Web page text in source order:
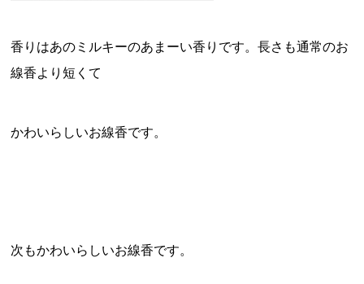
香りはあのミルキーのあまーい香りです。長さも通常のお
線香より短くて
かわいらしいお線香です。
次もかわいらしいお線香です。